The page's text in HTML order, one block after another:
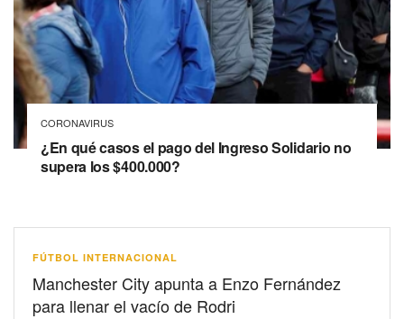
CORONAVIRUS
¿En qué casos el pago del Ingreso Solidario no
supera los $400.000?
FÚTBOL INTERNACIONAL
Manchester City apunta a Enzo Fernández
para llenar el vacío de Rodri